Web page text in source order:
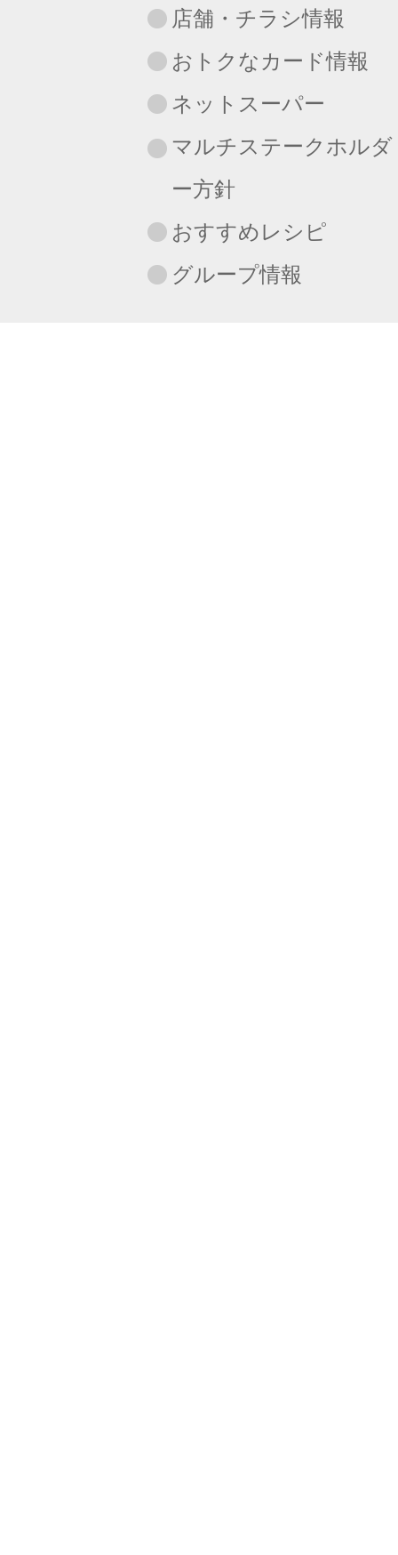
店舗・チラシ情報
おトクなカード情報
ネットスーパー
マルチステークホルダ
ー方針
おすすめレシピ
グループ情報